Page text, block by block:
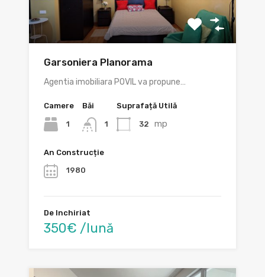
Garsoniera Planorama
Agentia imobiliara POVIL va propune…
Camere
1
Băi
1
Suprafață Utilă
32 mp
An Construcție
1980
De Inchiriat
350€ /lună